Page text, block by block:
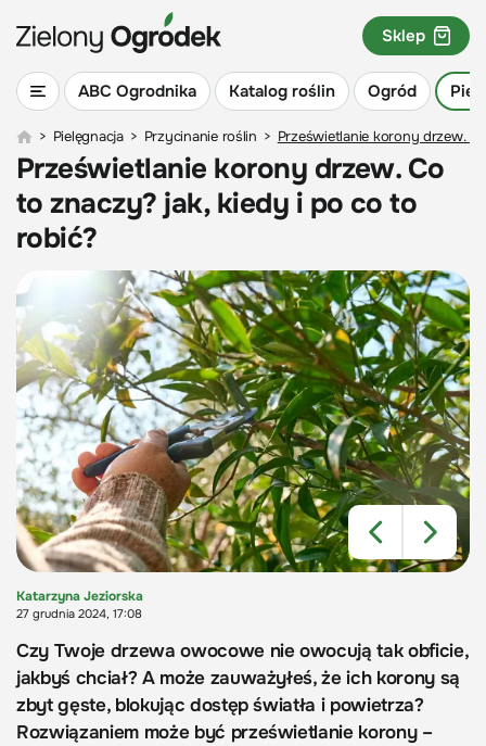
ABC Ogrodnika Katalog roślin Ogród
Sklep
> Pielęgnacja > Przycinanie roślin > Prześwietlanie korony drzew.
Prześwietlanie korony drzew. Co
to znaczy? jak, kiedy i po co to
robić?
Katarzyna Jeziorska
27 grudnia 2024, 17:08
Czy Twoje drzewa owocowe nie owocują tak obficie,
jakbyś chciał? A może zauważyłeś, że ich korony są
zbyt gęste, blokując dostęp światła i powietrza?
Rozwiązaniem może być prześwietlanie korony –